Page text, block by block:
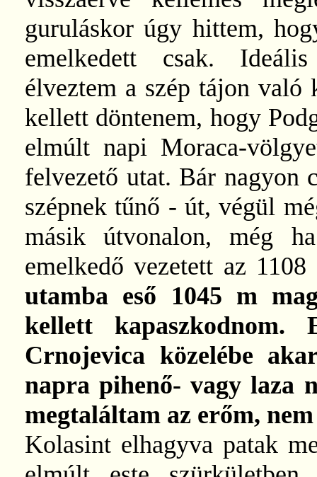
guruláskor úgy hittem,
emelkedett csak.
élveztem a szép tájon való
kellett döntenem, hogy
elmúlt napi Moraca-
felvezető utat. Bár nagyon
szépnek tűnő - út, végül
másik útvonalon, még
emelkedő vezetett az
utamba eső 1045 m
kellett kapaszkodnom.
Crnojevica közelébe
napra pihenő- vagy laza
megtaláltam az erőm,
Kolasint elhagyva patak